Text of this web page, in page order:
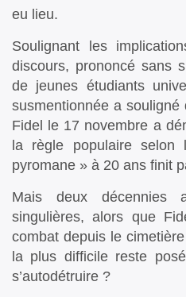
eu lieu.
Soulignant les
discours, prononcé sans
de jeunes étudiants
susmentionnée a souligné
Fidel le 17 novembre a
la règle populaire
pyromane » à 20 ans finit
Mais deux décennies
singulières, alors que
combat depuis le
la plus difficile reste
s’autodétruire ?